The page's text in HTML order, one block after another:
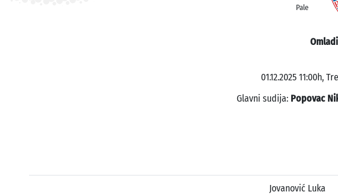
Pale
01.12.2025 11:00h,
Glavni sudija: Popovac
Jovanović Luka